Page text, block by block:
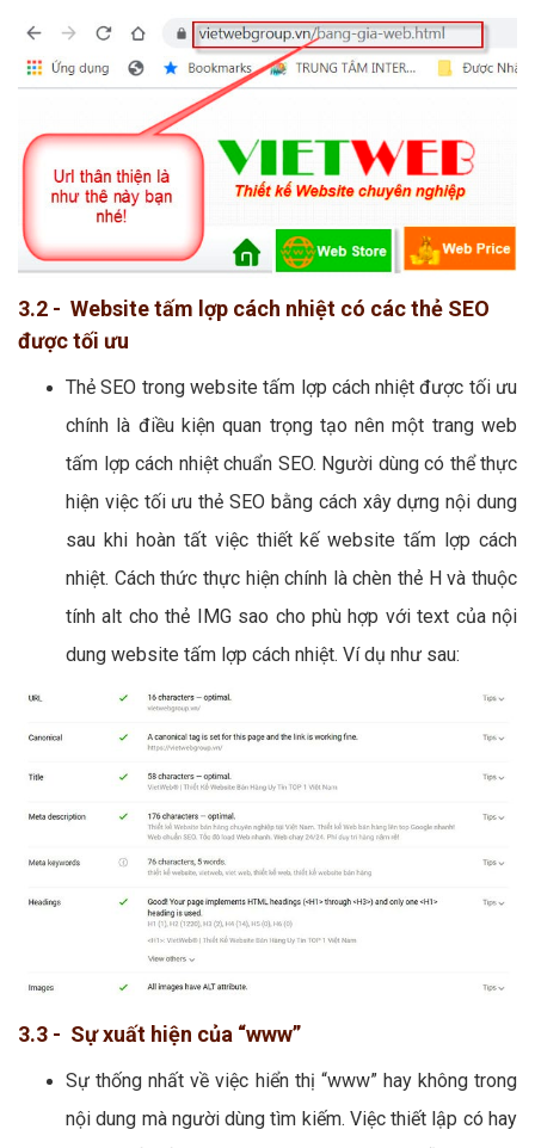
3.2 - Website tấm lợp cách nhiệt có các thẻ SEO
được tối ưu
Thẻ SEO trong website tấm lợp cách nhiệt được tối ưu
chính là điều kiện quan trọng tạo nên một trang web
tấm lợp cách nhiệt chuẩn SEO. Người dùng có thể thực
hiện việc tối ưu thẻ SEO bằng cách xây dựng nội dung
sau khi hoàn tất việc thiết kế website tấm lợp cách
nhiệt. Cách thức thực hiện chính là chèn thẻ H và thuộc
tính alt cho thẻ IMG sao cho phù hợp với text của nội
dung website tấm lợp cách nhiệt. Ví dụ như sau:
3.3 - Sự xuất hiện của “www”
Sự thống nhất về việc hiển thị “www” hay không trong
nội dung mà người dùng tìm kiếm. Việc thiết lập có hay